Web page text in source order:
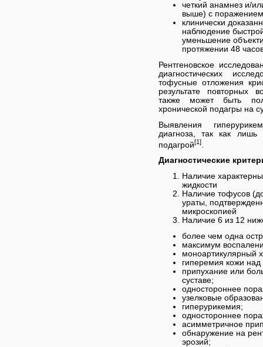
четкий анамнез и/
выше) с
клинически
наблюдение
уменьшение
протяжении 48
Рентгеновское
диагностических
тофусные отложения
результате повторных
также может быть
хронической подагры на
Выявления
диагноза, так как
подагрой[1]
Диагностические
Наличие
жидкости
Наличие тофусов
ураты,
микроскопией
Наличие 6 из 12
более чем одна
максимум
моноартикулярный
гиперемия кожи
припухание или
суставе;
одностороннее
узелковые
гиперурикемия;
одностороннее
асимметричное
обнаружение на
эрозий;